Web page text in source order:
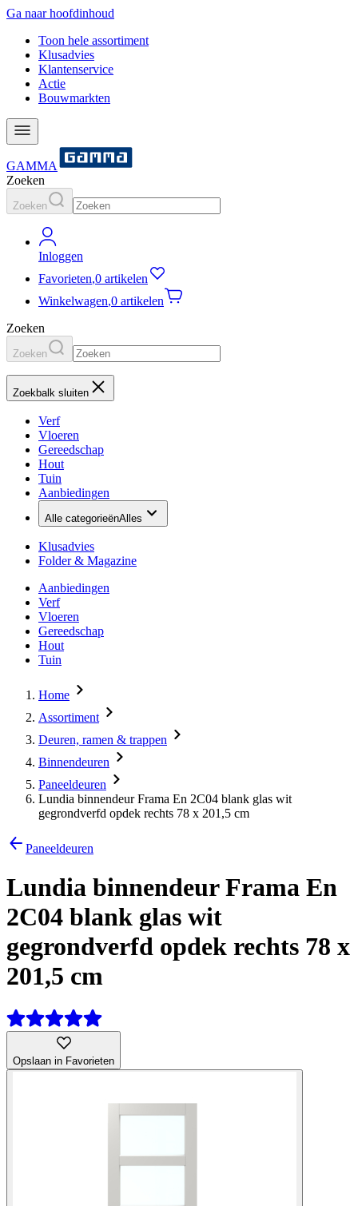
Ga naar hoofdinhoud
Toon hele assortiment
Klusadvies
Klantenservice
Actie
Bouwmarkten
GAMMA
Zoeken
Zoeken
Inloggen
Favorieten,0 artikelen
Winkelwagen,0 artikelen
Zoeken
Zoeken
Zoekbalk sluiten
Verf
Vloeren
Gereedschap
Hout
Tuin
Aanbiedingen
Alle categorieënAlles
Klusadvies
Folder & Magazine
Aanbiedingen
Verf
Vloeren
Gereedschap
Hout
Tuin
Home
Assortiment
Deuren, ramen & trappen
Binnendeuren
Paneeldeuren
Lundia binnendeur Frama En 2C04 blank glas wit
gegrondverfd opdek rechts 78 x 201,5 cm
Paneeldeuren
Lundia binnendeur Frama En
2C04 blank glas wit
gegrondverfd opdek rechts 78 x
201,5 cm
Opslaan in Favorieten